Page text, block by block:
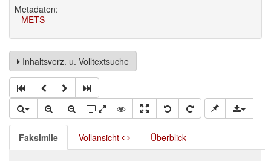
Metadaten:
METS
Inhaltsverz. u. Volltextsuche
Faksimile Vollansicht Überblick